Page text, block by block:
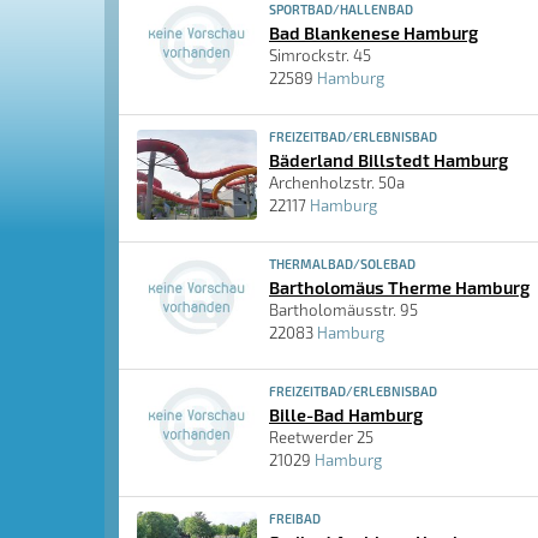
SPORTBAD/HALLENBAD
Bad Blankenese Hamburg
Simrockstr. 45
22589 Hamburg
FREIZEITBAD/ERLEBNISBAD
Bäderland Billstedt Hamburg
Archenholzstr. 50a
22117 Hamburg
THERMALBAD/SOLEBAD
Bartholomäus Therme Hamburg
Bartholomäusstr. 95
22083 Hamburg
FREIZEITBAD/ERLEBNISBAD
Bille-Bad Hamburg
Reetwerder 25
21029 Hamburg
FREIBAD